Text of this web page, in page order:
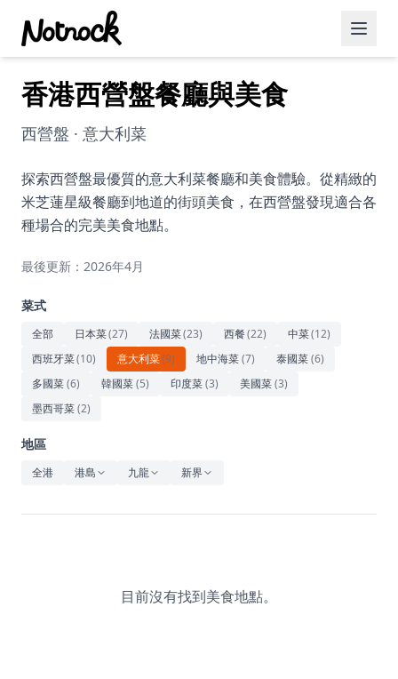
精選活動
博客文章
約會好去處
美食佳餚
藝術文化
休閒
音樂
香港西營盤餐廳與美食
西營盤 · 意大利菜
探索西營盤最優質的意大利菜餐廳和美食體驗。從精緻的
米芝蓮星級餐廳到地道的街頭美食，在西營盤發現適合各
種場合的完美美食地點。
最後更新：2026年4月
菜式
全部 日本菜(27) 法國菜(23) 西餐(22) 中菜(12)
西班牙菜(10) 意大利菜(9) 地中海菜(7) 泰國菜(6)
多國菜(6) 韓國菜(5) 印度菜(3) 美國菜(3)
墨西哥菜(2)
地區
全港 港島 九龍 新界
目前沒有找到美食地點。